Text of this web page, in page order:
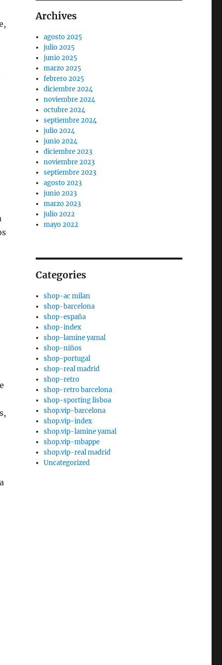
Archives
agosto 2025
julio 2025
junio 2025
marzo 2025
febrero 2025
diciembre 2024
noviembre 2024
octubre 2024
septiembre 2024
julio 2024
junio 2024
diciembre 2023
noviembre 2023
septiembre 2023
agosto 2023
junio 2023
marzo 2023
julio 2022
mayo 2022
Categories
shop-ac milan
shop-barcelona
shop-españa
shop-index
shop-lamine yamal
shop-niños
shop-portugal
shop-real madrid
shop-retro
shop-retro barcelona
shop-sporting lisboa
shop.vip-barcelona
shop.vip-index
shop.vip-lamine yamal
shop.vip-mbappe
shop.vip-real madrid
Uncategorized